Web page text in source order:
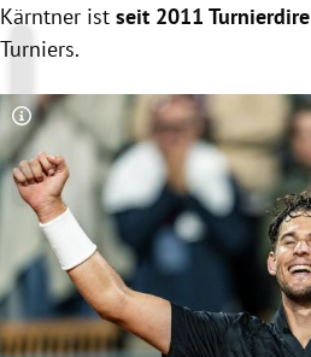
Kärntner ist seit 2011
Turniers.
Copyright-Hinweis öffnen/